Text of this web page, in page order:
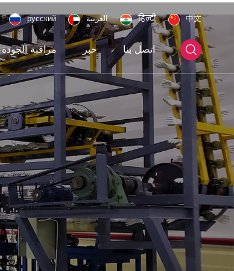
русский العربية हिन्दी 中文
مراقبة الجودة خبر اتصل بنا